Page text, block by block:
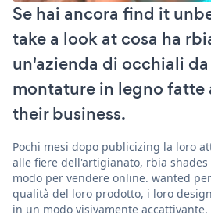
Se hai ancora find it
take a look at cosa ha
un'azienda di occhiali
montature in legno fatte
their business.
Pochi mesi dopo publicizing la loro
alle fiere dell'artigianato, rbia shades
modo per vendere online. wanted
qualità del loro prodotto, i loro
in un modo visivamente